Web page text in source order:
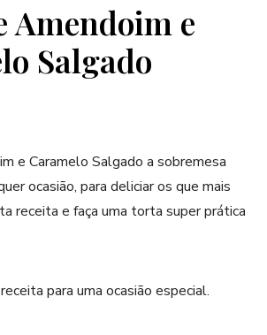
Amendoim e
Salgado
e Caramelo Salgado a sobremesa
ocasião, para deliciar os que mais
receita e faça uma torta super prática
para uma ocasião especial.